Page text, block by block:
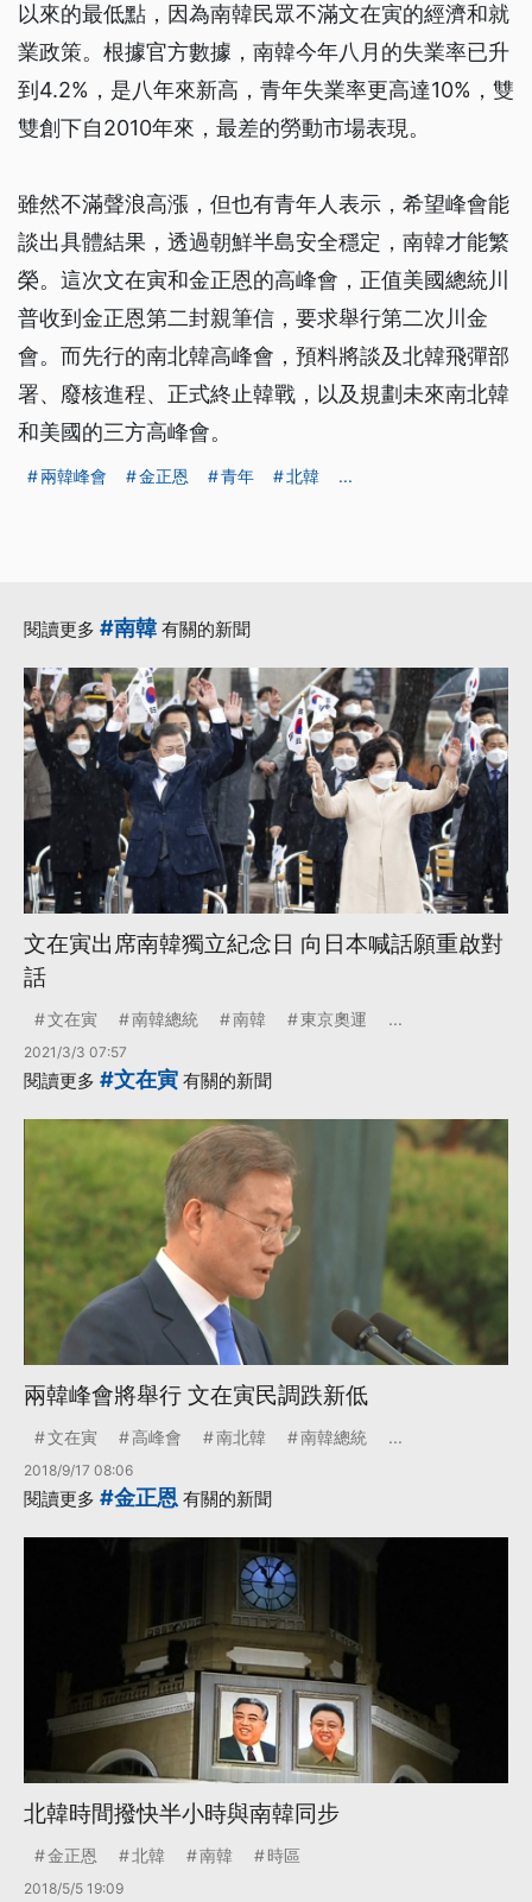
以來的最低點，因為南韓民眾不滿文在寅的經濟和就
業政策。根據官方數據，南韓今年八月的失業率已升
到4.2%，是八年來新高，青年失業率更高達10%，雙
雙創下自2010年來，最差的勞動市場表現。
雖然不滿聲浪高漲，但也有青年人表示，希望峰會能
談出具體結果，透過朝鮮半島安全穩定，南韓才能繁
榮。這次文在寅和金正恩的高峰會，正值美國總統川
普收到金正恩第二封親筆信，要求舉行第二次川金
會。而先行的南北韓高峰會，預料將談及北韓飛彈部
署、廢核進程、正式終止韓戰，以及規劃未來南北韓
和美國的三方高峰會。
兩韓峰會 金正恩 青年 北韓 ...
閱讀更多 #南韓 有關的新聞
文在寅出席南韓獨立紀念日 向日本喊話願重啟對
話
文在寅 南韓總統 南韓 東京奧運 ...
2021/3/3 07:57
閱讀更多 #文在寅 有關的新聞
兩韓峰會將舉行 文在寅民調跌新低
文在寅 高峰會 南北韓 南韓總統 ...
2018/9/17 08:06
閱讀更多 #金正恩 有關的新聞
北韓時間撥快半小時與南韓同步
金正恩 北韓 南韓 時區
2018/5/5 19:09